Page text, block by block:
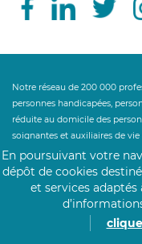
Notre réseau de 200 000
personnes handicapées,
réduite au domicile des
soignantes et auxiliaires de
France pour les gestes et
maintien à domicile ? Nos
personne : maintien du lien
ménagère, aide à la toilette,
prise des repas, garde de jour
d'aide à la personne
En poursuivant votre
dépôt de cookies
et services adaptés